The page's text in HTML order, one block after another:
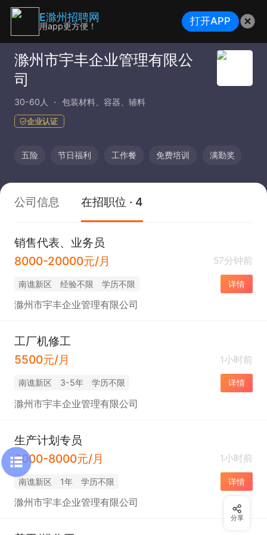
滁州市宇丰企业管理有限公
司
30-60人 包装材料、容器、辅料
企业认证
五险 节日福利 工作餐 免费培训 满勤奖
公司信息 在招职位 · 4
销售代表、业务员
8000-20000元/月
57分钟前
南谯新区 经验不限 学历不限 详情
滁州市宇丰企业管理有限公司
工厂机修工
5500元/月
1小时前
南谯新区 3-5年 学历不限 详情
滁州市宇丰企业管理有限公司
生产计划专员
6000-8000元/月
1小时前
南谯新区 1年 学历不限 详情
滁州市宇丰企业管理有限公司
分享
E滁州招聘网
用app更方便！ 打开APP